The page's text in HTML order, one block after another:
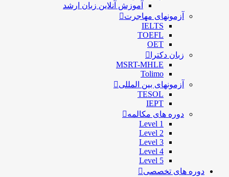
آموزش آنلاین زبان ارشد
آزمونهای مهاجرت
IELTS
TOEFL
OET
زبان دکترا
MSRT-MHLE
Tolimo
آزمونهای بین المللی
TESOL
IEPT
دوره های مکالمه
Level 1
Level 2
Level 3
Level 4
Level 5
دوره های تخصصی